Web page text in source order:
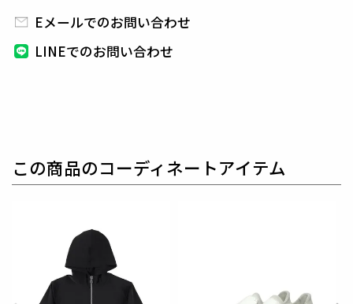
プレミアムストレッチファブリック「サラベナ」を使
用したツイルトリコット素材。
強撚糸ならではのシャリ感とドライタッチに加え、
Eメールでのお問い合わせ
LINEでのお問い合わせ
この商品のコーディネートアイテム